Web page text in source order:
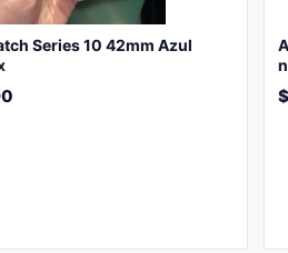
Series 10 42mm Azul
$